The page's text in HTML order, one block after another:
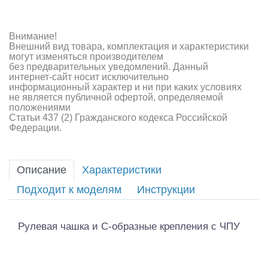
Внимание!
Внешний вид товара, комплектация и характеристики
могут изменяться производителем
без предварительных уведомлений. Данный
интернет-сайт носит исключительно
информационный характер и ни при каких условиях
не является публичной офертой, определяемой
положениями
Статьи 437 (2) Гражданского кодекса Российской
Федерации.
Описание
Характеристики
Подходит к моделям
Инструкции
Рулевая чашка и C-образные крепления с ЧПУ